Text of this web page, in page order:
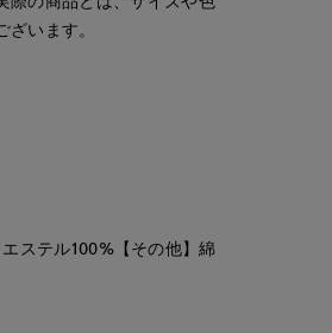
います。
ステル100%【その他】綿